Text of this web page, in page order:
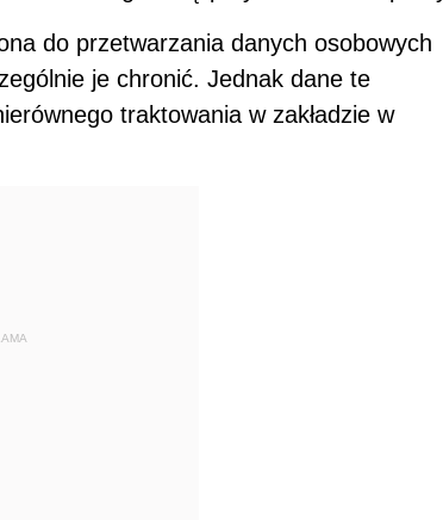
do przetwarzania danych osobowych
je chronić. Jednak dane te
traktowania w zakładzie w